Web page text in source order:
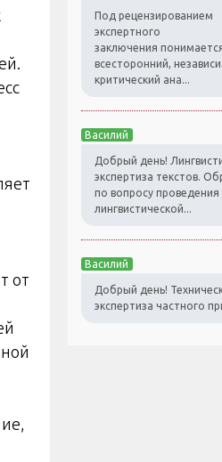
от
Под рецензированием
экспертного
заключения
всесторонний,
критический ана...
Василий
Добрый день!
экспертиза текстов.
по вопросу проведения
лингвистической...
Василий
Добрый день!
экспертиза частного